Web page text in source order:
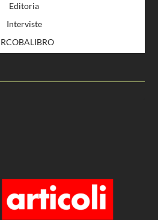
Editoria
Interviste